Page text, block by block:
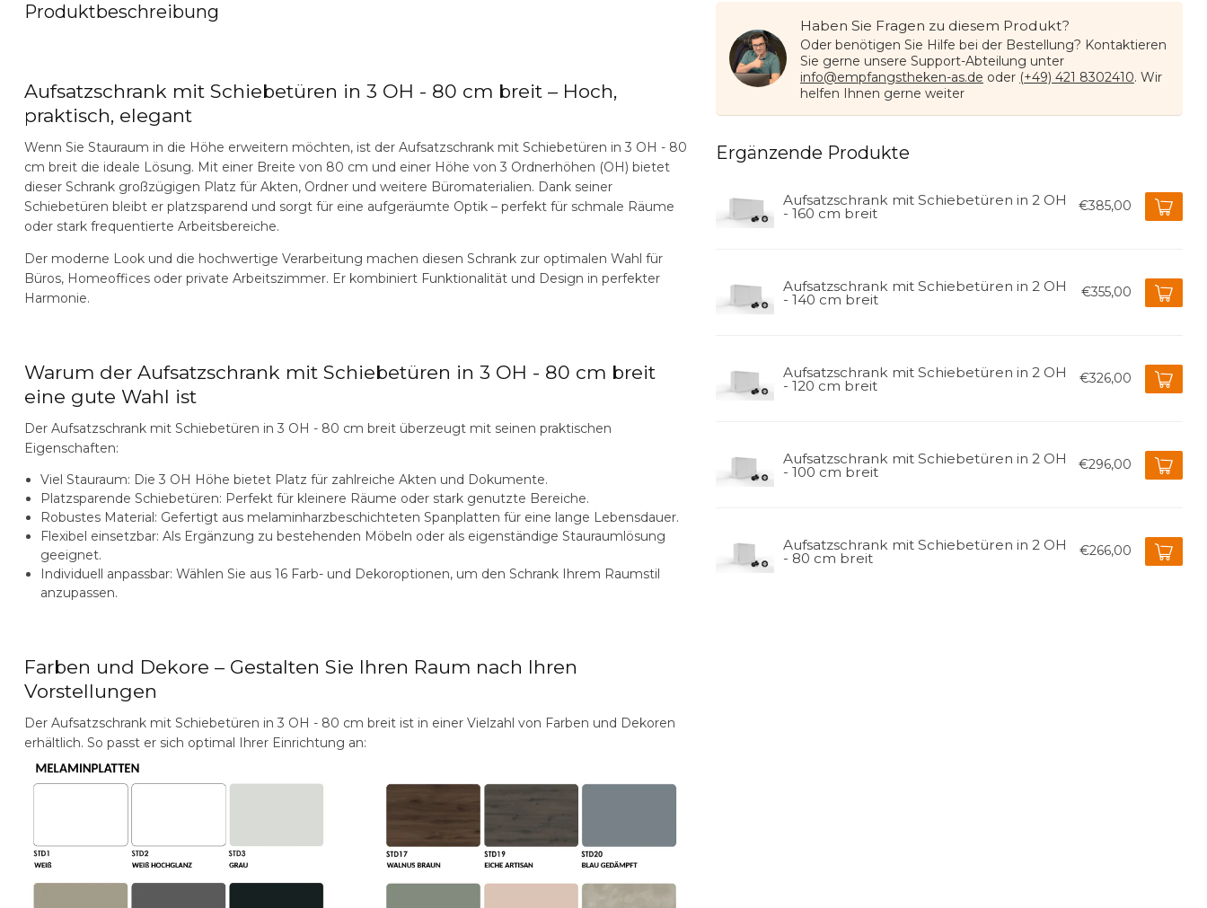
Produktbeschreibung
Aufsatzschrank mit Schiebetüren in 3 OH - 80 cm breit – Hoch,
praktisch, elegant
Wenn Sie Stauraum in die Höhe erweitern möchten, ist der Aufsatzschrank mit Schiebetüren in 3 OH - 80
cm breit die ideale Lösung. Mit einer Breite von 80 cm und einer Höhe von 3 Ordnerhöhen (OH) bietet
dieser Schrank großzügigen Platz für Akten, Ordner und weitere Büromaterialien. Dank seiner
Schiebetüren bleibt er platzsparend und sorgt für eine aufgeräumte Optik – perfekt für schmale Räume
oder stark frequentierte Arbeitsbereiche.
Der moderne Look und die hochwertige Verarbeitung machen diesen Schrank zur optimalen Wahl für
Büros, Homeoffices oder private Arbeitszimmer. Er kombiniert Funktionalität und Design in perfekter
Harmonie.
Warum der Aufsatzschrank mit Schiebetüren in 3 OH - 80 cm breit
eine gute Wahl ist
Der Aufsatzschrank mit Schiebetüren in 3 OH - 80 cm breit überzeugt mit seinen praktischen
Eigenschaften:
Viel Stauraum: Die 3 OH Höhe bietet Platz für zahlreiche Akten und Dokumente.
Platzsparende Schiebetüren: Perfekt für kleinere Räume oder stark genutzte Bereiche.
Robustes Material: Gefertigt aus melaminharzbeschichteten Spanplatten für eine lange Lebensdauer.
Flexibel einsetzbar: Als Ergänzung zu bestehenden Möbeln oder als eigenständige Stauraumlösung
geeignet.
Individuell anpassbar: Wählen Sie aus 16 Farb- und Dekoroptionen, um den Schrank Ihrem Raumstil
anzupassen.
Farben und Dekore – Gestalten Sie Ihren Raum nach Ihren
Vorstellungen
Der Aufsatzschrank mit Schiebetüren in 3 OH - 80 cm breit ist in einer Vielzahl von Farben und Dekoren
erhältlich. So passt er sich optimal Ihrer Einrichtung an:
Haben Sie Fragen zu diesem Produkt?
Oder benötigen Sie Hilfe bei der Bestellung? Kontaktieren
Sie gerne unsere Support-Abteilung unter
info@empfangstheken-as.de oder (+49) 421 8302410. Wir
helfen Ihnen gerne weiter
Ergänzende Produkte
Aufsatzschrank mit Schiebetüren in 2 OH
- 160 cm breit €385,00
Aufsatzschrank mit Schiebetüren in 2 OH
- 140 cm breit €355,00
Aufsatzschrank mit Schiebetüren in 2 OH
- 120 cm breit €326,00
Aufsatzschrank mit Schiebetüren in 2 OH
- 100 cm breit €296,00
Aufsatzschrank mit Schiebetüren in 2 OH
- 80 cm breit €266,00